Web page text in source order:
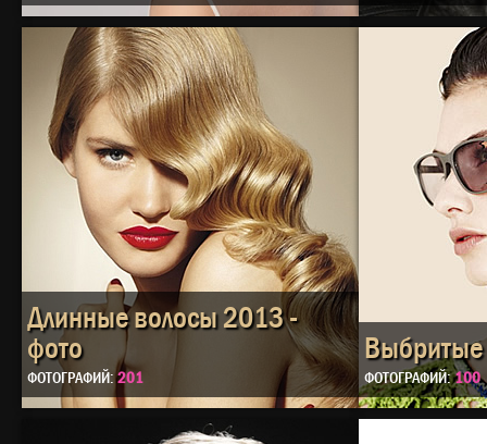
Длинные волосы 2013 -
фото
ФОТОГРАФИЙ:201
Выбритые
ФОТОГРАФИЙ:100